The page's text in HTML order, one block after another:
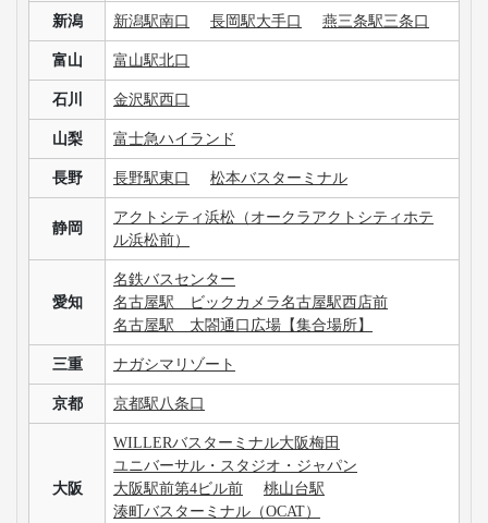
新潟 新潟駅南口 長岡駅大手口 燕三条駅三条口
富山 富山駅北口
石川 金沢駅西口
山梨 富士急ハイランド
長野 長野駅東口 松本バスターミナル
静岡
アクトシティ浜松（オークラアクトシティホテ
ル浜松前）
愛知
名鉄バスセンター
名古屋駅 ビックカメラ名古屋駅西店前
名古屋駅 太閤通口広場【集合場所】
三重 ナガシマリゾート
京都 京都駅八条口
大阪
WILLERバスターミナル大阪梅田
ユニバーサル・スタジオ・ジャパン
大阪駅前第4ビル前
桃山台駅
湊町バスターミナル（OCAT）